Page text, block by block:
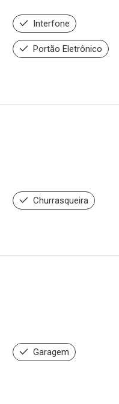
Interfone
Portão Eletrônico
Churrasqueira
Garagem